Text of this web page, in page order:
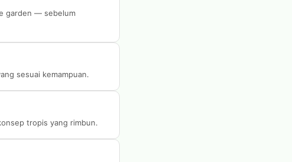
garden — sebelum
sesuai kemampuan.
tropis yang rimbun.